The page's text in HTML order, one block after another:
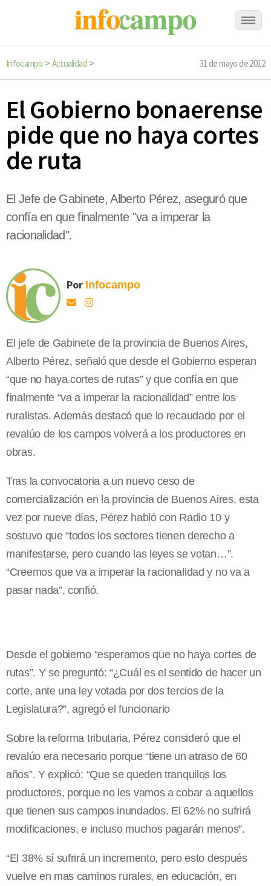
Infocampo > Actualidad > 31 de mayo de 2012
El Gobierno bonaerense
pide que no haya cortes
de ruta
El Jefe de Gabinete, Alberto Pérez, aseguró que
confía en que finalmente "va a imperar la
racionalidad".
Por Infocampo
El jefe de Gabinete de la provincia de Buenos Aires,
Alberto Pérez, señaló que desde el Gobierno esperan
“que no haya cortes de rutas” y que confía en que
finalmente “va a imperar la racionalidad” entre los
ruralistas. Además destacó que lo recaudado por el
revalúo de los campos volverá a los productores en
obras.
Tras la convocatoria a un nuevo ceso de
comercialización en la provincia de Buenos Aires, esta
vez por nueve días, Pérez habló con Radio 10 y
sostuvo que “todos los sectores tienen derecho a
manifestarse, pero cuando las leyes se votan…”.
“Creemos que va a imperar la racionalidad y no va a
pasar nada”, confió.
Desde el gobierno “esperamos que no haya cortes de
rutas”. Y se preguntó: “¿Cuál es el sentido de hacer un
corte, ante una ley votada por dos tercios de la
Legislatura?”, agregó el funcionario
Sobre la reforma tributaria, Pérez consideró que el
revalúo era necesario porque “tiene un atraso de 60
años”. Y explicó: “Que se queden tranquilos los
productores, porque no les vamos a cobar a aquellos
que tienen sus campos inundados. El 62% no sufrirá
modificaciones, e incluso muchos pagarán menos”.
“El 38% sí sufrirá un incremento, pero esto después
vuelve en mas caminos rurales, en educación, en